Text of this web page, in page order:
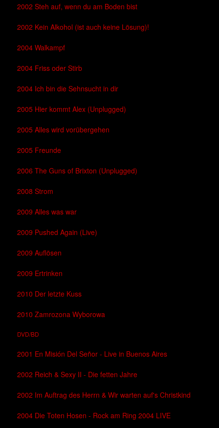
2002 Steh auf, wenn du am Boden bist
2002 Kein Alkohol (ist auch keine Lösung)!
2004 Walkampf
2004 Friss oder Stirb
2004 Ich bin die Sehnsucht in dir
2005 Hier kommt Alex (Unplugged)
2005 Alles wird vorübergehen
2005 Freunde
2006 The Guns of Brixton (Unplugged)
2008 Strom
2009 Alles was war
2009 Pushed Again (Live)
2009 Auflösen
2009 Ertrinken
2010 Der letzte Kuss
2010 Zamrozona Wyborowa
DVD/BD
2001 En Misión Del Señor - Live in Buenos Aires
2002 Reich & Sexy II - Die fetten Jahre
2002 Im Auftrag des Herrn & Wir warten auf's Christkind
2004 Die Toten Hosen - Rock am Ring 2004 LIVE